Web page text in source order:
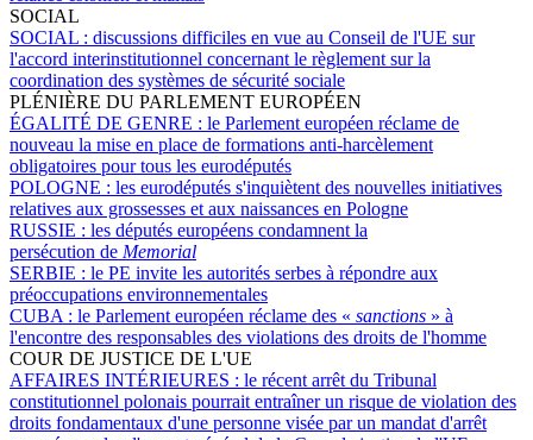
SOCIAL
SOCIAL : discussions difficiles en vue au Conseil de l'UE sur
l'accord interinstitutionnel concernant le règlement sur la
coordination des systèmes de sécurité sociale
PLÉNIÈRE DU PARLEMENT EUROPÉEN
ÉGALITÉ DE GENRE : le Parlement européen réclame de
nouveau la mise en place de formations anti-harcèlement
obligatoires pour tous les eurodéputés
POLOGNE : les eurodéputés s'inquiètent des nouvelles initiatives
relatives aux grossesses et aux naissances en Pologne
RUSSIE : les députés européens condamnent la
persécution de Memorial
SERBIE : le PE invite les autorités serbes à répondre aux
préoccupations environnementales
CUBA : le Parlement européen réclame des « sanctions » à
l'encontre des responsables des violations des droits de l'homme
COUR DE JUSTICE DE L'UE
AFFAIRES INTÉRIEURES : le récent arrêt du Tribunal
constitutionnel polonais pourrait entraîner un risque de violation des
droits fondamentaux d'une personne visée par un mandat d'arrêt